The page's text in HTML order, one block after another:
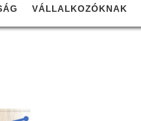
VÁLLALKOZÓKNAK